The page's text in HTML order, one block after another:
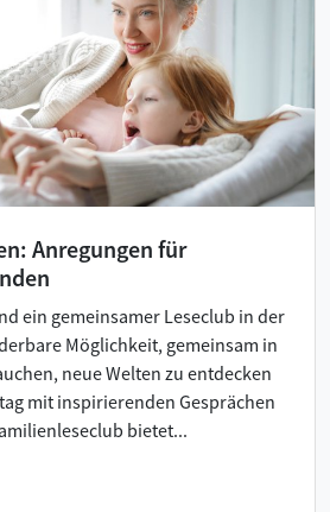
Anregungen für
ein gemeinsamer Leseclub in der
Möglichkeit, gemeinsam in
neue Welten zu entdecken
mit inspirierenden Gesprächen
bietet...